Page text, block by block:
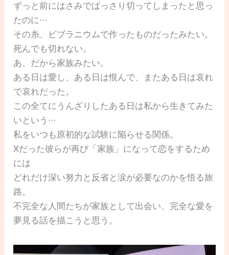
ずっと前にはさみでばっさり切ってしまったと思っ
たのに···
その糸、ビブラニウムで作ったものだったみたい。
死んでも切れない。
あ、だから家族みたい。
ある日は愛し、ある日は恨んで、またある日は哀れ
で哀れだった。
この全てにうんざりしたある日は私から生きてみた
いという···
私をいつも原初的な試験に陥らせる関係。
Xだった彼らが再び「家族」になって恋をするため
には
どれだけ深い努力と反省と涙が必要なのかを悟る旅
路。
不完全な人間たちが家族として出会い、完全な愛を
夢見る話を描こうと思う。